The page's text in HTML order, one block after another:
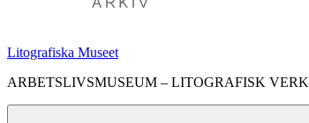
Litografiska Museet
ARBETSLIVSMUSEUM – LITOGRAFISK